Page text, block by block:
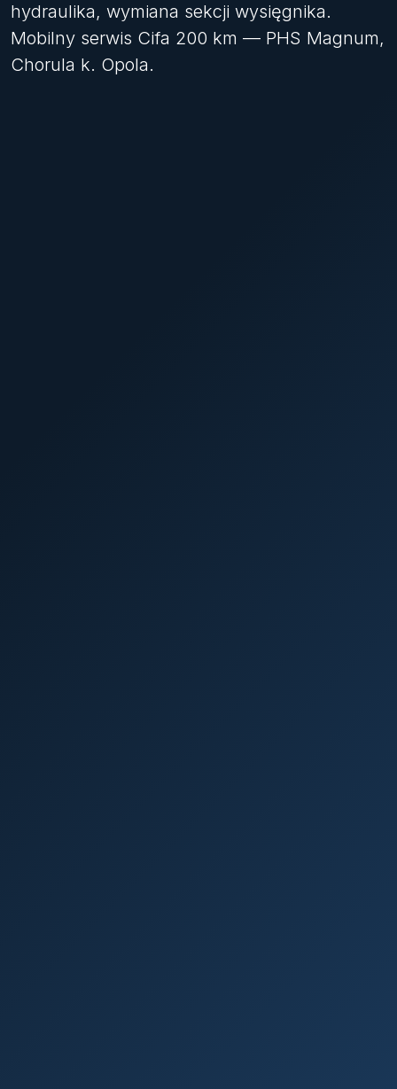
hydraulika, wymiana sekcji wysięgnika.
Mobilny serwis Cifa 200 km — PHS Magnum,
Chorula k. Opola.